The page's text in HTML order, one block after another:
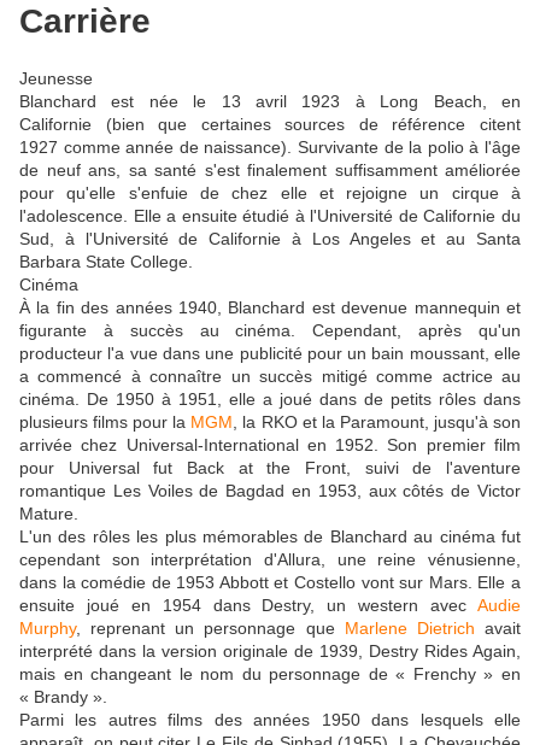
Carrière
Jeunesse
Blanchard est née le 13 avril 1923 à Long Beach, en
Californie (bien que certaines sources de référence citent
1927 comme année de naissance). Survivante de la polio à l'âge
de neuf ans, sa santé s'est finalement suffisamment améliorée
pour qu'elle s'enfuie de chez elle et rejoigne un cirque à
l'adolescence. Elle a ensuite étudié à l'Université de Californie du
Sud, à l'Université de Californie à Los Angeles et au Santa
Barbara State College.
Cinéma
À la fin des années 1940, Blanchard est devenue mannequin et
figurante à succès au cinéma. Cependant, après qu'un
producteur l'a vue dans une publicité pour un bain moussant, elle
a commencé à connaître un succès mitigé comme actrice au
cinéma. De 1950 à 1951, elle a joué dans de petits rôles dans
plusieurs films pour la MGM , la RKO et la Paramount, jusqu'à son
arrivée chez Universal-International en 1952. Son premier film
pour Universal fut Back at the Front, suivi de l'aventure
romantique Les Voiles de Bagdad en 1953, aux côtés de Victor
Mature.
L'un des rôles les plus mémorables de Blanchard au cinéma fut
cependant son interprétation d'Allura, une reine vénusienne,
dans la comédie de 1953 Abbott et Costello vont sur Mars. Elle a
ensuite joué en 1954 dans Destry, un western avec Audie
Murphy, reprenant un personnage que Marlene Dietrich avait
interprété dans la version originale de 1939, Destry Rides Again,
mais en changeant le nom du personnage de « Frenchy » en
« Brandy ».
Parmi les autres films des années 1950 dans lesquels elle